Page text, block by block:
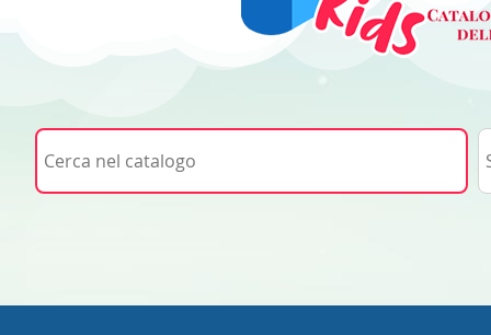
Cerca su "Cerca nel catalogo"